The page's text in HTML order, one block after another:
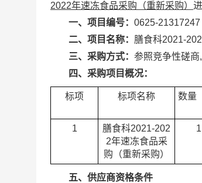
2022年速冻食品采购（重新采购）
一、项目编号：0625-21317247
二、项目名称： 膳食科2021-
三、采购方式：参照竞争性磋商,
四、采购项目概况：
标项 标项名称 数量
1 膳食科2021-202
2年速冻食品采
购（重新采购）
1
五、供应商资格条件